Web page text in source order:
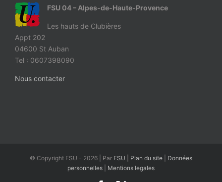
FSU 04 – Alpes-de-Haute-Provence
Les hauts de Clubières
Appt 202
04600 St Auban
Tel : 0607398090
Nous contacter
© Copyright FSU - 2026 | Par FSU Plan du site
Données
personnelles
Mentions legales